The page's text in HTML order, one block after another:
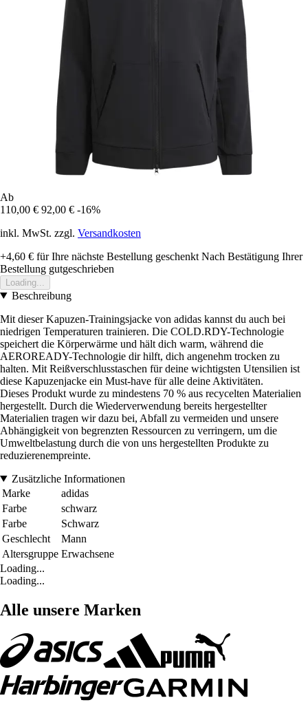
Ab
110,00 € 92,00 € -16%
inkl. MwSt. zzgl. Versandkosten
+4,60 € für Ihre nächste Bestellung geschenkt Nach Bestätigung Ihrer
Bestellung gutgeschrieben
Loading...
Beschreibung
Mit dieser Kapuzen-Trainingsjacke von adidas kannst du auch bei
niedrigen Temperaturen trainieren. Die COLD.RDY-Technologie
speichert die Körperwärme und hält dich warm, während die
AEROREADY-Technologie dir hilft, dich angenehm trocken zu
halten. Mit Reißverschlusstaschen für deine wichtigsten Utensilien ist
diese Kapuzenjacke ein Must-have für alle deine Aktivitäten.
Dieses Produkt wurde zu mindestens 70 % aus recycelten Materialien
hergestellt. Durch die Wiederverwendung bereits hergestellter
Materialien tragen wir dazu bei, Abfall zu vermeiden und unsere
Abhängigkeit von begrenzten Ressourcen zu verringern, um die
Umweltbelastung durch die von uns hergestellten Produkte zu
reduzierenempreinte.
Zusätzliche Informationen
Marke
adidas
Farbe
schwarz
Farbe
Schwarz
Geschlecht
Mann
Altersgruppe Erwachsene
Loading...
Loading...
Alle unsere Marken